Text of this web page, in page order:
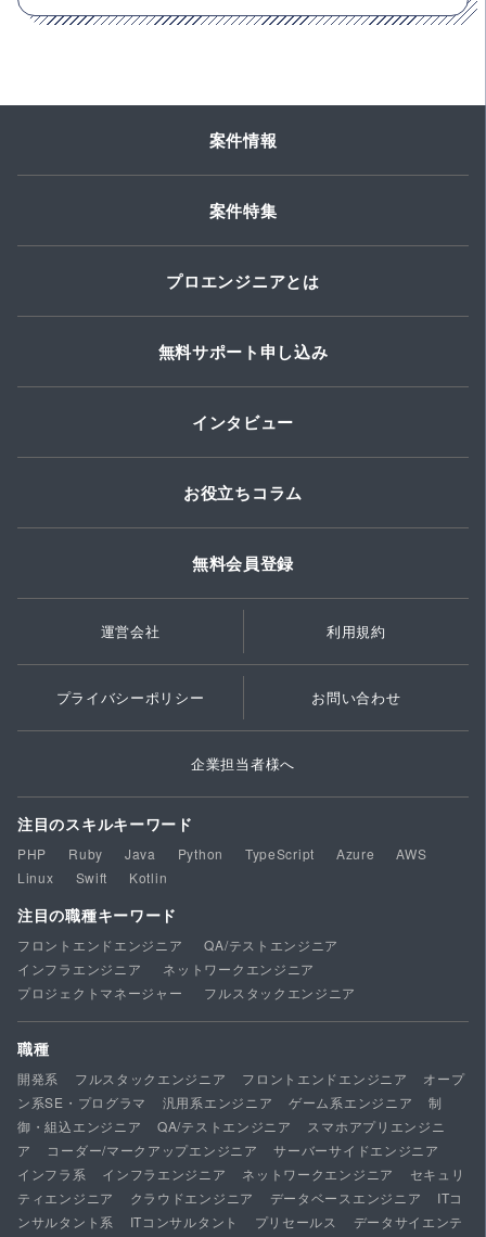
案件情報
案件特集
プロエンジニアとは
無料サポート申し込み
インタビュー
お役立ちコラム
無料会員登録
運営会社 利用規約
プライバシーポリシー お問い合わせ
企業担当者様へ
注目のスキルキーワード
PHP Ruby Java Python TypeScript Azure
AWS
Linux
Swift Kotlin
注目の職種キーワード
フロントエンドエンジニア
QA/テストエンジニア
インフラエンジニア
ネットワークエンジニア
プロジェクトマネージャー
フルスタックエンジニア
職種
開発系 フルスタックエンジニア フロントエンドエンジニア
オープ
ン系SE・プログラマ
汎用系エンジニア ゲーム系エンジニア
制
御・組込エンジニア
QA/テストエンジニア
スマホアプリエンジニ
ア
コーダー/マークアップエンジニア
サーバーサイドエンジニア
インフラ系
インフラエンジニア ネットワークエンジニア
セキュリ
ティエンジニア
クラウドエンジニア データベースエンジニア
ITコ
ンサルタント系
ITコンサルタント プリセールス
データサイエンテ